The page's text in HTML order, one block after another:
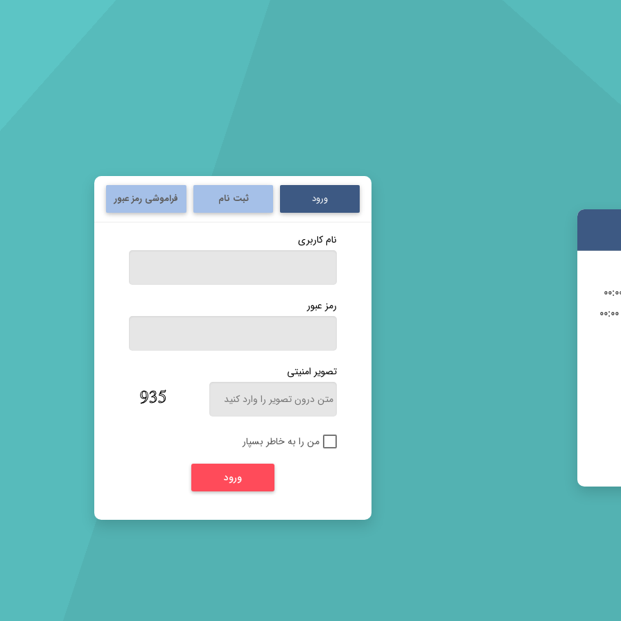
ورود ثبت نام فراموشی رمز عبور
نام کاربری
رمز عبور
تصویر امنیتی
من را به خاطر بسپار
ورود